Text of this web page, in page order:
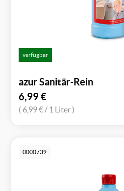
verfügbar
azur Sanitär-Rein
6,99 €
( 6,99 €/ 1 Liter )
0000739